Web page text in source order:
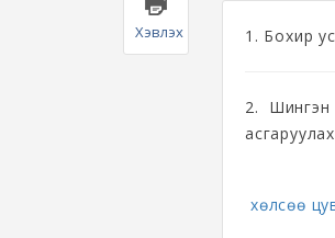
Хэвлэх 1. Бохир
2. Шингэн
хөлсөө